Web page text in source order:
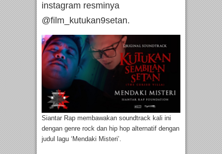
instagram resminya
@film_kutukan9setan.
Siantar Rap membawakan soundtrack kali ini
dengan genre rock dan hip hop alternatif dengan
judul lagu ‘Mendaki Misteri’.